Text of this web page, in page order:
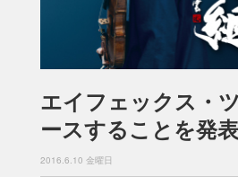
エイフェックス・
ースすることを発表
2016.6.10 金曜日